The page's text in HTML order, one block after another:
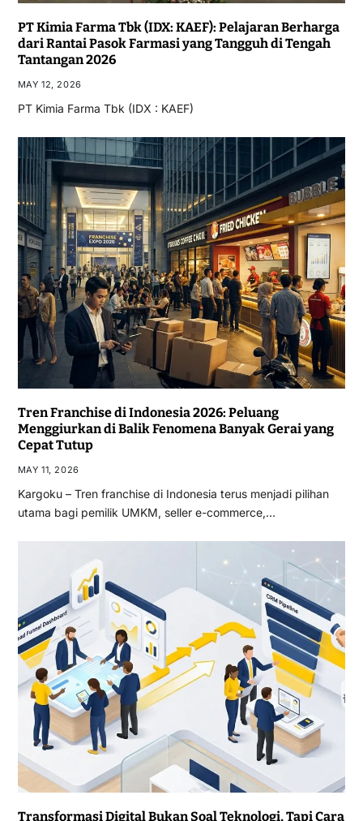
PT Kimia Farma Tbk (IDX: KAEF): Pelajaran Berharga
dari Rantai Pasok Farmasi yang Tangguh di Tengah
Tantangan 2026
MAY 12, 2026
PT Kimia Farma Tbk (IDX : KAEF)
Tren Franchise di Indonesia 2026: Peluang
Menggiurkan di Balik Fenomena Banyak Gerai yang
Cepat Tutup
MAY 11, 2026
Kargoku – Tren franchise di Indonesia terus menjadi pilihan
utama bagi pemilik UMKM, seller e-commerce,…
Transformasi Digital Bukan Soal Teknologi, Tapi Cara